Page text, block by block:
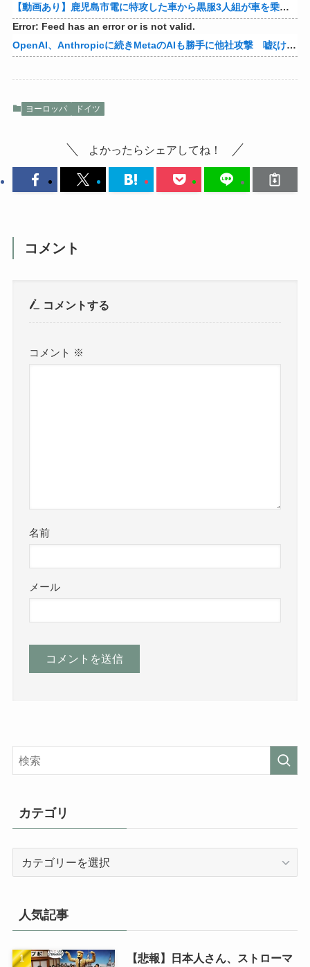
【動画あり】鹿児島市電に特攻した車から黒服3人組が車を乗り捨てて逃走
Error: Feed has an error or is not valid.
OpenAI、Anthropicに続きMetaのAIも勝手に他社攻撃 嘘ξけど何これ流行ってんの？
ヨーロッパ ドイツ
よかったらシェアしてね！
コメント
コメントする
コメント ※
名前
メール
カテゴリ
人気記事
【悲報】日本人さん、ストローマ